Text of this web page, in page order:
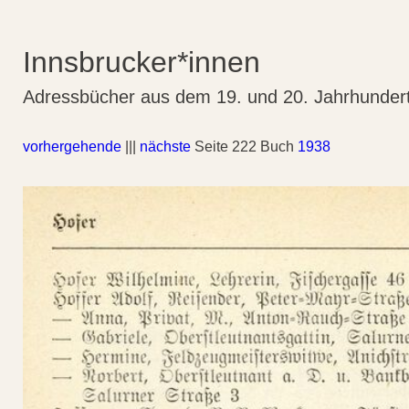
Innsbrucker*innen
Adressbücher aus dem 19. und 20.
vorhergehende nächste Seite 222 Buch 1938